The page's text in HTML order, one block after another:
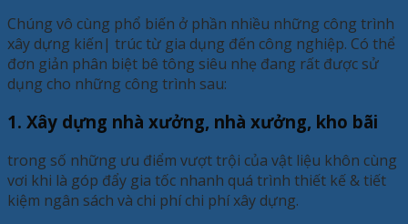
Chúng vô cùng phổ biến ở phần nhiều những công trình
xây dựng kiến| ​​trúc từ gia dụng đến công nghiệp. Có thể
đơn giản phân biệt bê tông siêu nhẹ đang rất được sử
dụng cho những công trình sau:
1. Xây dựng nhà xưởng, nhà xưởng, kho bãi
trong số những ưu điểm vượt trội của vật liệu khôn cùng
vơi khi là góp đẩy gia tốc nhanh quá trình thiết kế & tiết
kiệm ngân sách và chi phí chi phí xây dựng.